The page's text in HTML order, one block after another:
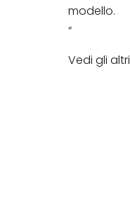
modello.
“
Vedi gli altri